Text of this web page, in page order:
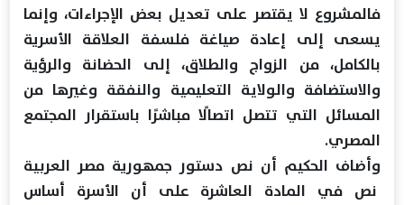
فالمشروع لا يقتصر على تعديل بعض الإجراءات، وإنما
يسعى إلى إعادة صياغة فلسفة العلاقة الأسرية
بالكامل، من الزواج والطلاق، إلى الحضانة والرؤية
والاستضافة والولاية التعليمية والنفقة وغيرها من
المسائل التي تتصل اتصالًا مباشرًا باستقرار المجتمع
المصري.
وأضاف الحكيم أن نص دستور جمهورية مصر العربية
نص في المادة العاشرة على أن الأسرة أساس